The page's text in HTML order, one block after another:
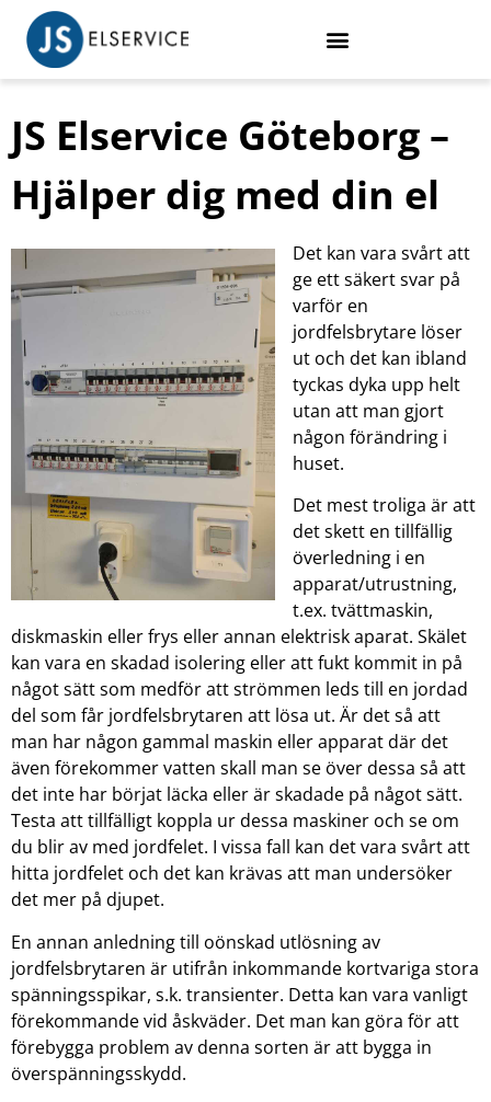
JS Elservice Göteborg –
Hjälper dig med din el
Det kan vara svårt att
ge ett säkert svar på
varför en
jordfelsbrytare löser
ut och det kan ibland
tyckas dyka upp helt
utan att man gjort
någon förändring i
huset.
Det mest troliga är att
det skett en tillfällig
överledning i en
apparat/utrustning,
t.ex. tvättmaskin,
diskmaskin eller frys eller annan elektrisk aparat. Skälet
kan vara en skadad isolering eller att fukt kommit in på
något sätt som medför att strömmen leds till en jordad
del som får jordfelsbrytaren att lösa ut. Är det så att
man har någon gammal maskin eller apparat där det
även förekommer vatten skall man se över dessa så att
det inte har börjat läcka eller är skadade på något sätt.
Testa att tillfälligt koppla ur dessa maskiner och se om
du blir av med jordfelet. I vissa fall kan det vara svårt att
hitta jordfelet och det kan krävas att man undersöker
det mer på djupet.
En annan anledning till oönskad utlösning av
jordfelsbrytaren är utifrån inkommande kortvariga stora
spänningsspikar, s.k. transienter. Detta kan vara vanligt
förekommande vid åskväder. Det man kan göra för att
förebygga problem av denna sorten är att bygga in
överspänningsskydd.